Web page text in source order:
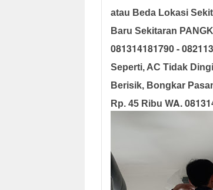
atau Beda Lokasi
Baru Sekitaran
081314181790 -
Seperti, AC Tidak
Berisik, Bongkar
Rp. 45 Ribu WA.